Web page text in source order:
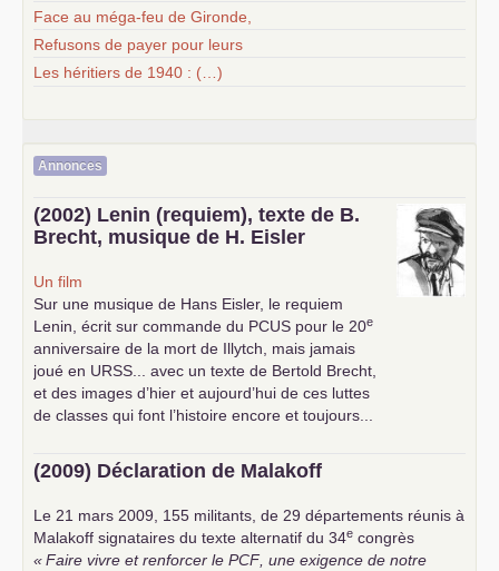
Face au méga-feu de Gironde,
Refusons de payer pour leurs
Les héritiers de 1940 : (…)
Annonces
(2002) Lenin (requiem), texte de B.
Brecht, musique de H. Eisler
Un film
Sur une musique de Hans Eisler, le requiem
Lenin, écrit sur commande du PCUS pour le 20e
anniversaire de la mort de Illytch, mais jamais
joué en URSS... avec un texte de Bertold Brecht,
et des images d’hier et aujourd’hui de ces luttes
de classes qui font l’histoire encore et toujours...
(2009) Déclaration de Malakoff
Le 21 mars 2009, 155 militants, de 29 départements réunis à
Malakoff signataires du texte alternatif du 34e congrès
«Faire vivre et renforcer le PCF, une exigence de notre